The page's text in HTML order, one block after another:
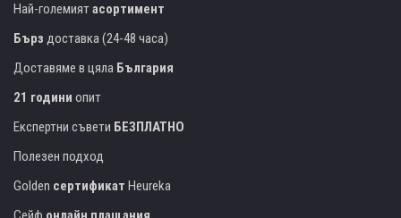
Най-големиятасортимент
Бърз доставка (24-48 часа)
Доставяме в цяла България
21 години опит
Експертни съвети БЕЗПЛАТНО
Полезен подход
Golden сертификат Heureka